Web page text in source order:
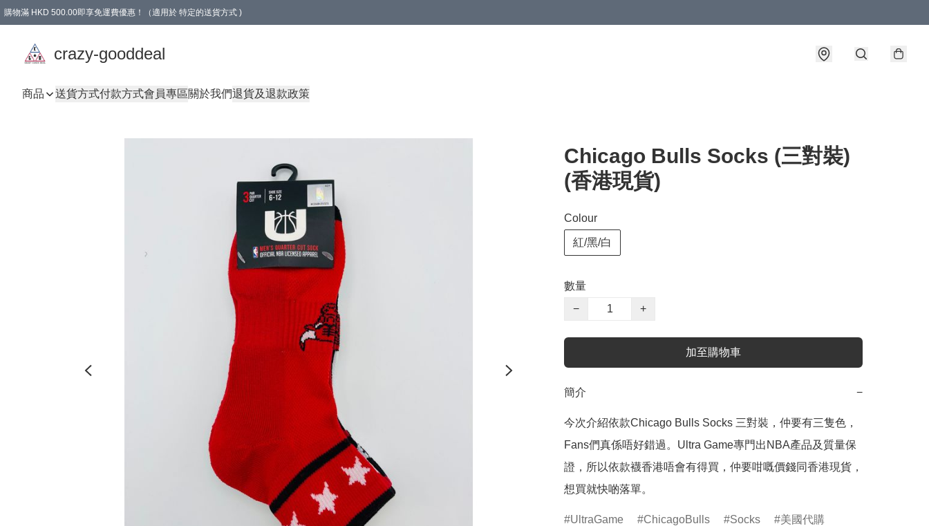
購物滿 HKD 500.00即享免運費優惠！（適用於 特定的送貨方式 )
crazy-gooddeal
商品 送貨方式付款方式會員專區關於我們退貨及退款政策
Chicago Bulls Socks (三對裝)
(香港現貨)
Colour
紅/黑/白
數量
−
+
加至購物車
簡介 −
今次介紹依款Chicago Bulls Socks 三對裝，仲要有三隻色，
Fans們真係唔好錯過。Ultra Game專門出NBA產品及質量保
證，所以依款襪香港唔會有得買，仲要咁嘅價錢同香港現貨，
想買就快啲落單。
UltraGame ChicagoBulls Socks 美國代購